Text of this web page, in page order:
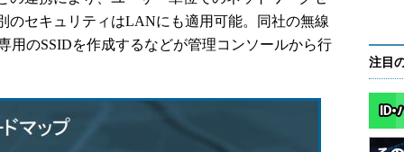
のセキュリティはLANにも適用可能。同社の無線
用のSSIDを作成するなどが管理コンソールから行
注目